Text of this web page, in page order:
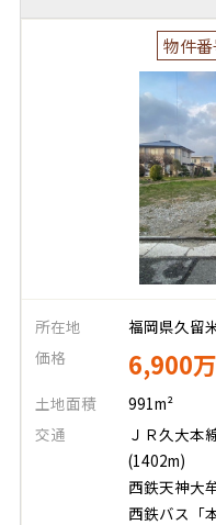
物件
所在地
福岡県久留
価格
6,900
土地面積
991m²
交通
ＪＲ久大本
(1402m)
西鉄天神大
西鉄バス「